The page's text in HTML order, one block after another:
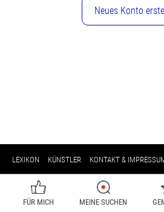
Neues Konto
LEXIKON KÜNSTLER KONTAKT &
FÜR MICH MEINE SUCHEN